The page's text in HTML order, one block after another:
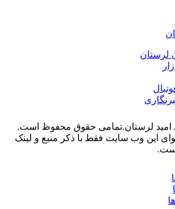
لرستان
این وب سایت فقط با ذکر منبع و لینک